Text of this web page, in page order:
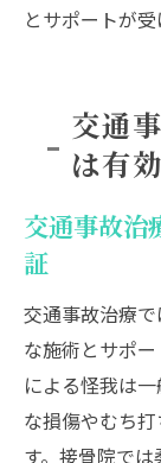
とサポートが
交通
は有
交通事故治
証
交通事故治療
な施術とサポ
による怪我は
な損傷やむち
す。接骨院で